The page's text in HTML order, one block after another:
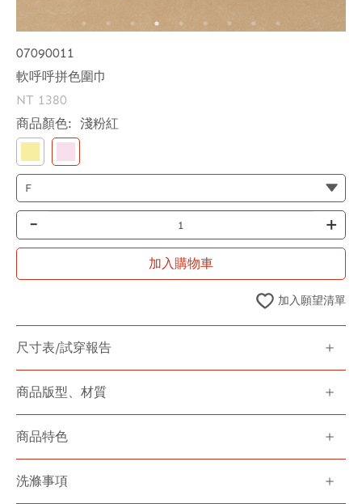
07090011
軟呼呼拼色圍巾
NT 1380
商品顏色: 淺粉紅
- +
加入購物車
加入願望清單
尺寸表/試穿報告
商品版型、材質
商品特色
洗滌事項